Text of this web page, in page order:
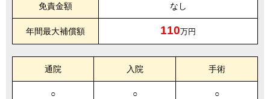
免責金額 なし
年間最大補償額 110万円
通院 入院 手術
○ ○ ○